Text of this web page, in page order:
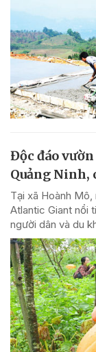
Độc đáo
Quảng Ninh,
Tại xã Hoành
Atlantic Giant nổi
người dân và du